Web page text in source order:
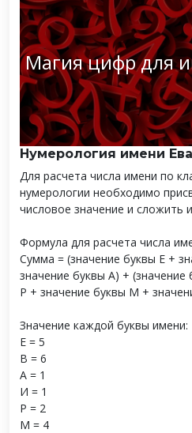
Магия цифр для
Нумерология имени
Для расчета числа имени по
нумерологии необходимо
числовое значение и сложить
Формула для расчета числа
Сумма = (значение буквы Е +
значение буквы А) +
Р + значение буквы М +
Значение каждой буквы имени:
Е = 5
В = 6
А = 1
И = 1
Р = 2
М = 4